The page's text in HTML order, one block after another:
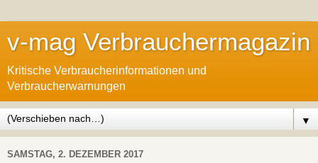
v-mag Verbrauchermagazin
Kritische Verbraucherinformationen und
Verbraucherwarnungen
▼
SAMSTAG, 2. DEZEMBER 2017